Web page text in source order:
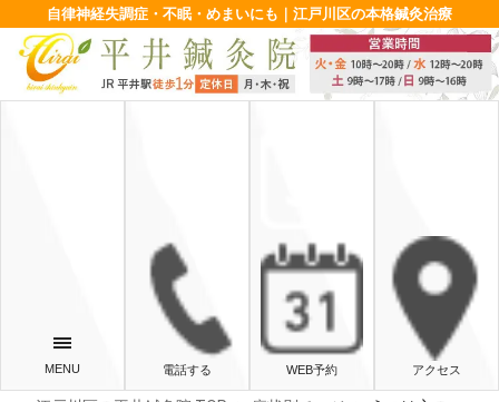
自律神経失調症・不眠・めまいにも｜江戸川区の本格鍼灸治療
電話する WEB予約 アクセス